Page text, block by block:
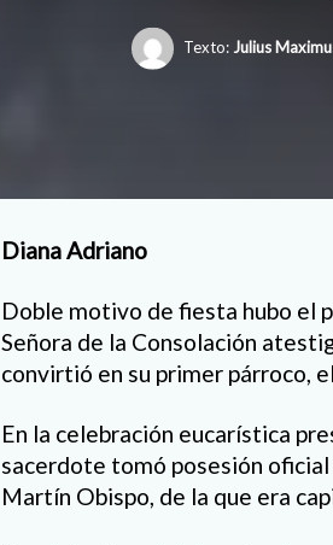
Texto: Julius
Diana Adriano
Doble motivo de fiesta hubo el
Señora de la Consolación
convirtió en su primer párroco,
En la celebración eucarística
sacerdote tomó posesión
Martín Obispo, de la que era